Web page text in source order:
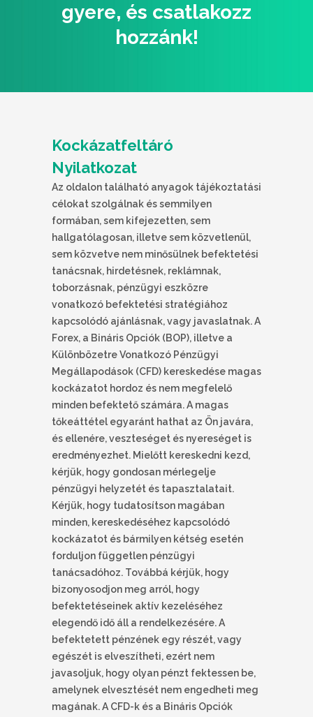
gyere, és csatlakozz
hozzánk!
Kockázatfeltáró
Nyilatkozat
Az oldalon található anyagok tájékoztatási
célokat szolgálnak és semmilyen
formában, sem kifejezetten, sem
hallgatólagosan, illetve sem közvetlenül,
sem közvetve nem minősülnek befektetési
tanácsnak, hirdetésnek, reklámnak,
toborzásnak, pénzügyi eszközre
vonatkozó befektetési stratégiához
kapcsolódó ajánlásnak, vagy javaslatnak. A
Forex, a Bináris Opciók (BOP), illetve a
Különbözetre Vonatkozó Pénzügyi
Megállapodások (CFD) kereskedése magas
kockázatot hordoz és nem megfelelő
minden befektető számára. A magas
tőkeáttétel egyaránt hathat az Ön javára,
és ellenére, veszteséget és nyereséget is
eredményezhet. Mielőtt kereskedni kezd,
kérjük, hogy gondosan mérlegelje
pénzügyi helyzetét és tapasztalatait.
Kérjük, hogy tudatosítson magában
minden, kereskedéséhez kapcsolódó
kockázatot és bármilyen kétség esetén
forduljon független pénzügyi
tanácsadóhoz. Továbbá kérjük, hogy
bizonyosodjon meg arról, hogy
befektetéseinek aktív kezeléséhez
elegendő idő áll a rendelkezésére. A
befektetett pénzének egy részét, vagy
egészét is elveszítheti, ezért nem
javasoljuk, hogy olyan pénzt fektessen be,
amelynek elvesztését nem engedheti meg
magának. A CFD-k és a Bináris Opciók